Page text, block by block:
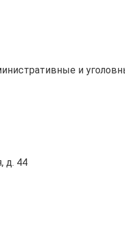
и
д. 44